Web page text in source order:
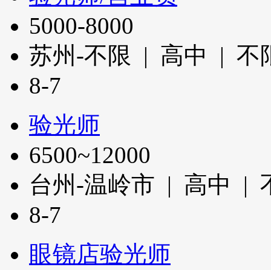
5000-8000
苏州-不限 | 高中 |
8-7
验光师
6500~12000
台州-温岭市 | 高中 |
8-7
眼镜店验光师